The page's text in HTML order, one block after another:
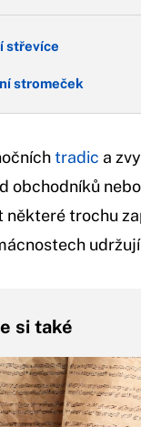
střevíce
stromeček
tradic a
obchodníků
některé trochu
si také